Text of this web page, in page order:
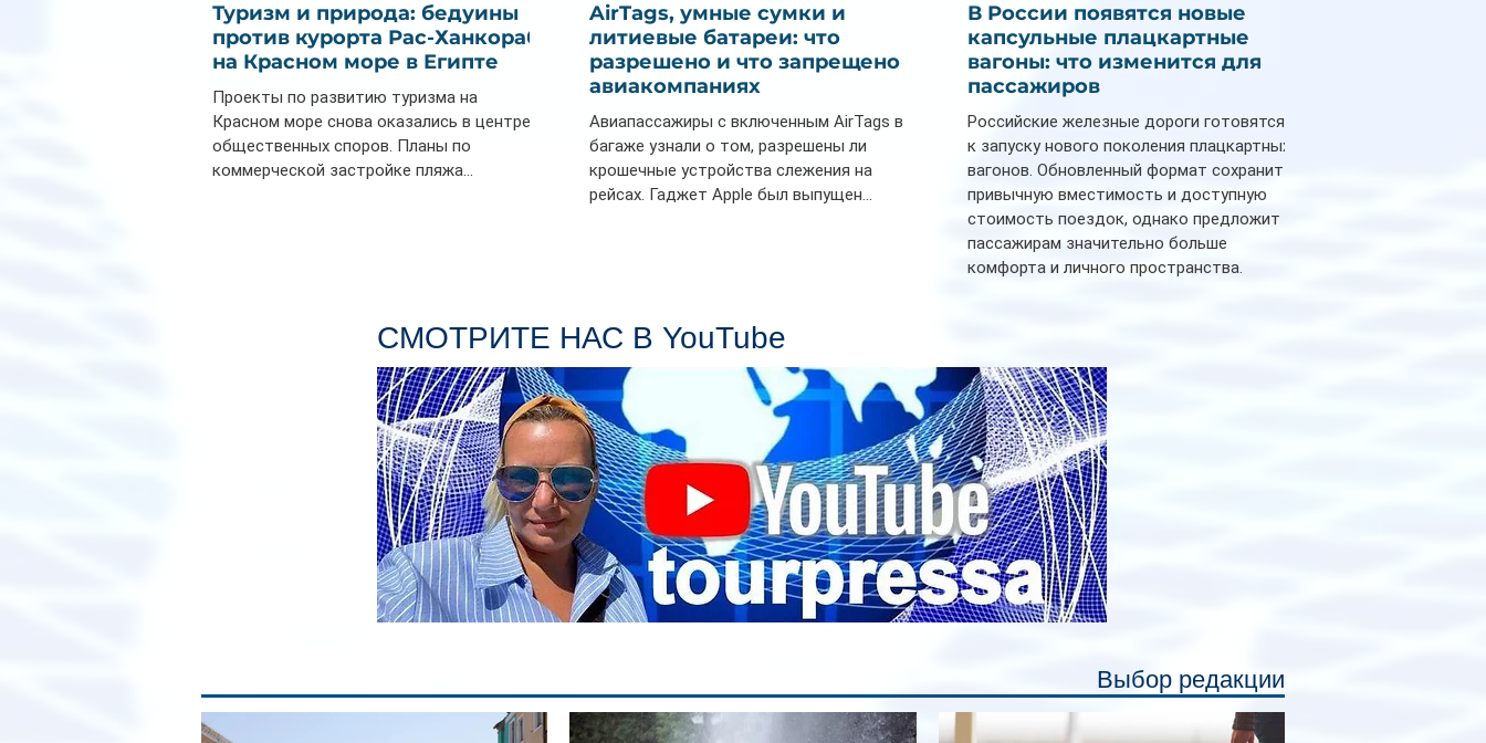
Туризм и природа: бедуины
против курорта Рас-Ханкораб
на Красном море в Египте
Проекты по развитию туризма на
Красном море снова оказались в центре
общественных споров. Планы по
коммерческой застройке пляжа...
AirTags, умные сумки и
литиевые батареи: что
разрешено и что запрещено в
авиакомпаниях
Авиапассажиры с включенным AirTags в
багаже узнали о том, разрешены ли
крошечные устройства слежения на
рейсах. Гаджет Apple был выпущен...
В России появятся новые
капсульные плацкартные
вагоны: что изменится для
пассажиров
Российские железные дороги готовятся
к запуску нового поколения плацкартных
вагонов. Обновленный формат сохранит
привычную вместимость и доступную
стоимость поездок, однако предложит
пассажирам значительно больше
комфорта и личного пространства.
индивидуальные шторки у каждого
спального места. Они позволят
пассажирам закрыть свою полку во
время сна или отдыха, создав ощуще
СМОТРИТЕ НАС В YouTube
Выбор редакции